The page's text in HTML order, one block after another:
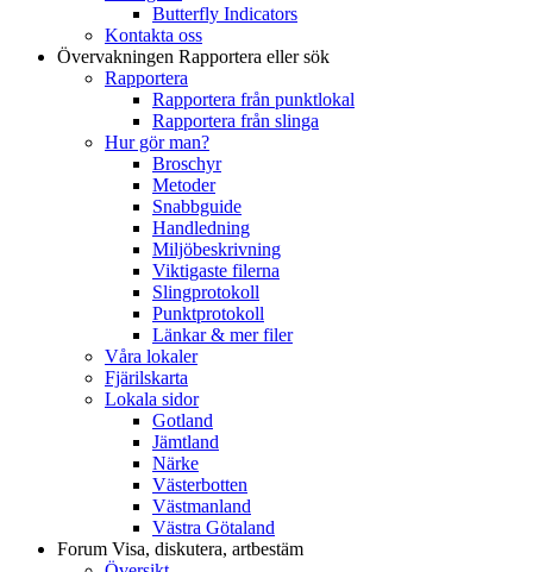
Butterfly Indicators
Kontakta oss
Övervakningen Rapportera eller sök
Rapportera
Rapportera från punktlokal
Rapportera från slinga
Hur gör man?
Broschyr
Metoder
Snabbguide
Handledning
Miljöbeskrivning
Viktigaste filerna
Slingprotokoll
Punktprotokoll
Länkar & mer filer
Våra lokaler
Fjärilskarta
Lokala sidor
Gotland
Jämtland
Närke
Västerbotten
Västmanland
Västra Götaland
Forum Visa, diskutera, artbestäm